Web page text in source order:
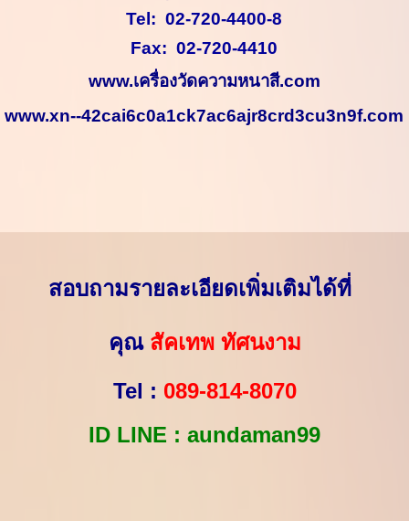
Tel: 02-720-4400-8
Fax: 02-720-4410
www.เครื่องวัดความหนาสี.com
www.xn--42cai6c0a1ck7ac6ajr8crd3cu3n9f.com
สอบถามรายละเอียดเพิ่มเติมได้ที่
คุณสัคเทพ ทัศนงาม
Tel : 089-814-8070
ID LINE : aundaman99